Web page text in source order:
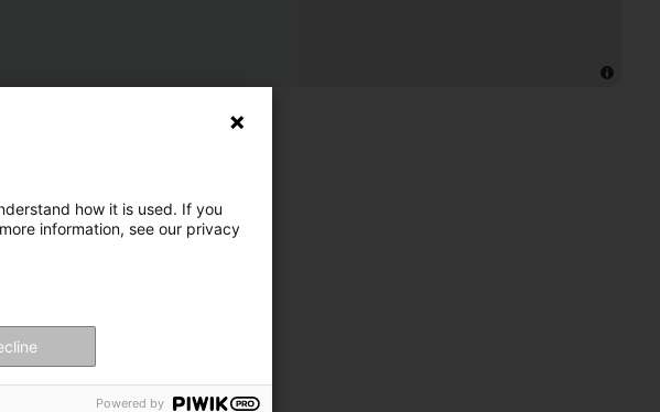
how it is used. If you
information, see our privacy
Powered by